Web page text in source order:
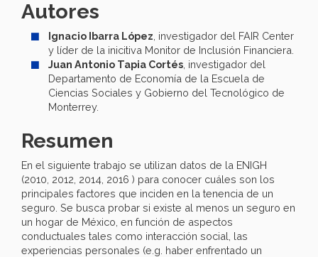
Autores
Ignacio Ibarra López , investigador del FAIR Center
y líder de la inicitiva Monitor de Inclusión Financiera.
Juan Antonio Tapia Cortés , investigador del
Departamento de Economía de la Escuela de
Ciencias Sociales y Gobierno del Tecnológico de
Monterrey.
Resumen
En el siguiente trabajo se utilizan datos de la ENIGH
(2010, 2012, 2014, 2016 ) para conocer cuáles son los
principales factores que inciden en la tenencia de un
seguro. Se busca probar si existe al menos un seguro en
un hogar de México, en función de aspectos
conductuales tales como interacción social, las
experiencias personales (e.g. haber enfrentado un